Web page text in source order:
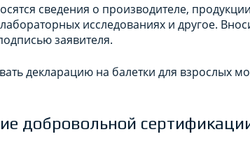
сведения о производителе,
исследованиях и другое.
заявителя.
декларацию на балетки для взрослых
добровольной